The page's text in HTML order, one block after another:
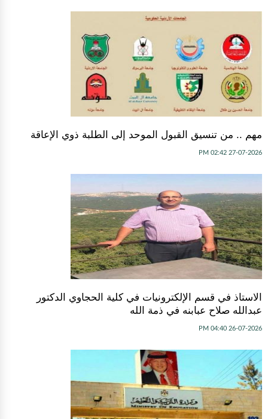
مهم .. من تنسيق القبول الموحد إلى الطلبة ذوي الإعاقة
27-07-2026 02:42 PM
الاستاذ في قسم الإلكترونيات في كلية الحجاوي الدكتور
عبدالله صلاح عبابنه في ذمة الله
26-07-2026 04:40 PM